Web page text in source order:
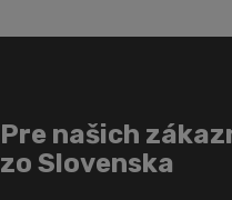
Pre našich
zo Slovenska